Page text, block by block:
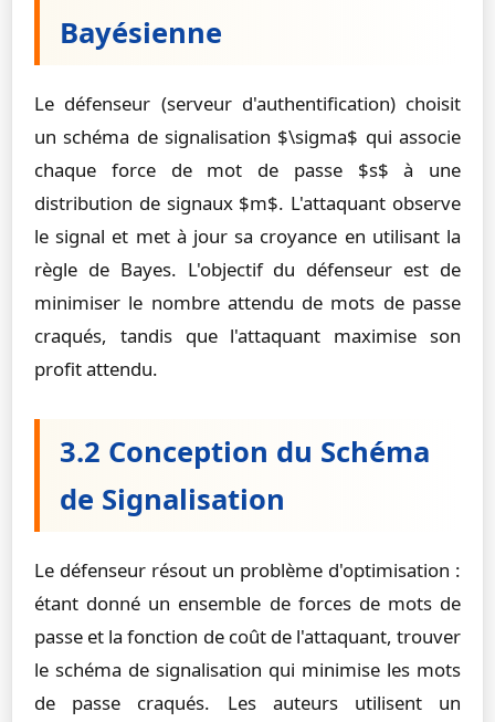
Bayésienne
Le défenseur (serveur d'authentification) choisit
un schéma de signalisation $\sigma$ qui associe
chaque force de mot de passe $s$ à une
distribution de signaux $m$. L'attaquant observe
le signal et met à jour sa croyance en utilisant la
règle de Bayes. L'objectif du défenseur est de
minimiser le nombre attendu de mots de passe
craqués, tandis que l'attaquant maximise son
profit attendu.
3.2 Conception du Schéma
de Signalisation
Le défenseur résout un problème d'optimisation :
étant donné un ensemble de forces de mots de
passe et la fonction de coût de l'attaquant, trouver
le schéma de signalisation qui minimise les mots
de passe craqués. Les auteurs utilisent un